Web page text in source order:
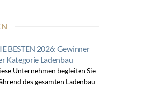
BESTEN 2026: Gewinner
Kategorie Ladenbau
Unternehmen begleiten Sie
des gesamten Ladenbau-